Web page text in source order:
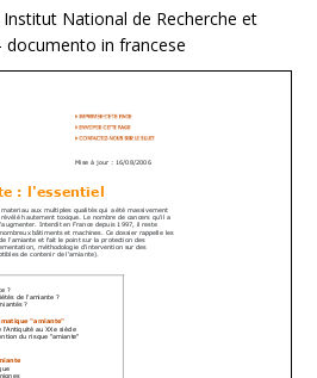
Institut National de Recherche et
documento in francese